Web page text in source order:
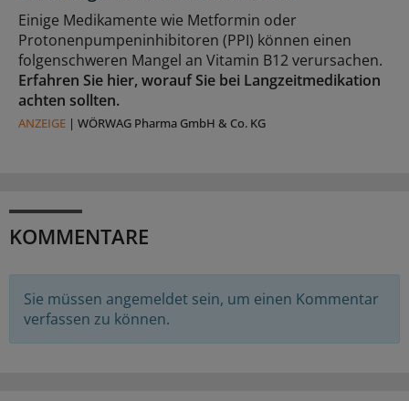
Einige Medikamente wie Metformin oder
Protonenpumpeninhibitoren (PPI) können einen
folgenschweren Mangel an Vitamin B12 verursachen.
Erfahren Sie hier, worauf Sie bei Langzeitmedikation
achten sollten.
ANZEIGE | WÖRWAG Pharma GmbH & Co. KG
KOMMENTARE
Sie müssen angemeldet sein, um einen Kommentar
verfassen zu können.